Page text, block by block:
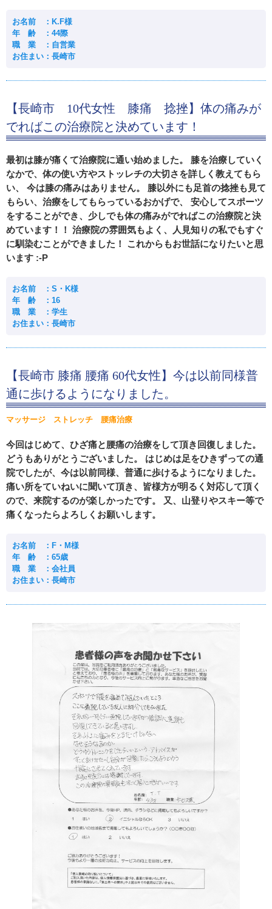
お名前 ：K.F様
年 齢 ：44際
職 業 ：自営業
お住まい：長崎市
【長崎市 10代女性 膝痛 捻挫】体の痛みが
でればこの治療院と決めています！
最初は膝が痛くて治療院に通い始めました。 膝を治療していく
なかで、体の使い方やストッレチの大切さを詳しく教えてもら
い、 今は膝の痛みはありません。 膝以外にも足首の捻挫も見て
もらい、治療をしてもらっているおかげで、 安心してスポーツ
をすることができ、少しでも体の痛みがでればこの治療院と決
めています！！ 治療院の雰囲気もよく、人見知りの私でもすぐ
に馴染むことができました！ これからもお世話になりたいと思
います :-P
お名前 ：S・K様
年 齢 ：16
職 業 ：学生
お住まい：長崎市
【長崎市 膝痛 腰痛 60代女性】今は以前同様普
通に歩けるようになりました。
マッサージ ストレッチ 腰痛治療
今回はじめて、ひざ痛と腰痛の治療をして頂き回復しました。
どうもありがとうございました。 はじめは足をひきずっての通
院でしたが、今は以前同様、普通に歩けるようになりました。
痛い所をていねいに聞いて頂き、皆様方が明るく対応して頂く
ので、来院するのが楽しかったです。 又、山登りやスキー等で
痛くなったらよろしくお願いします。
お名前 ：F・M様
年 齢 ：65歳
職 業 ：会社員
お住まい：長崎市